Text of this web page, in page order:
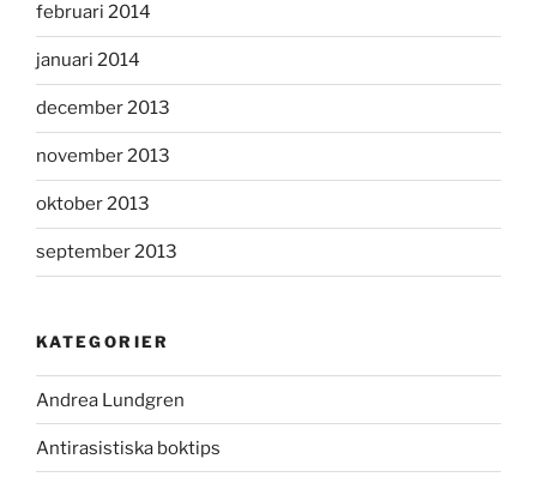
februari 2014
januari 2014
december 2013
november 2013
oktober 2013
september 2013
KATEGORIER
Andrea Lundgren
Antirasistiska boktips